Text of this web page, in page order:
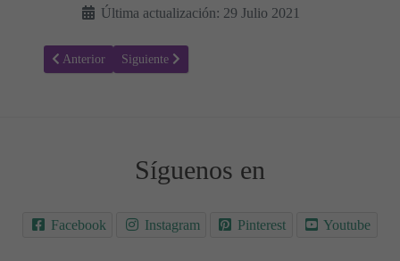
Última actualización: 29 Julio 2021
Artículo anterior: Dos colegas y la gran bestia - Sinopsis y Trailer
Anterior Artículo siguiente: Tiempo - Old - Sinopsis y Trailer
Siguiente
Síguenos en
Facebook Instagram Pinterest Youtube